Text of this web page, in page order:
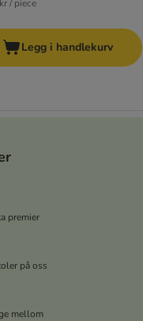
/ piece
Legg i handlekurv
premier
på oss
mellom